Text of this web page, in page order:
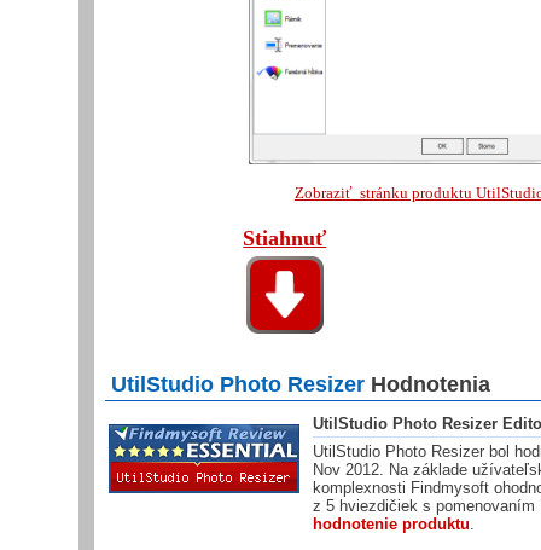
Zobraziť stránku produktu
Stiahnuť
UtilStudio Photo Resizer Hodnotenia
UtilStudio Photo Resizer
UtilStudio Photo Resizer bol
Nov 2012. Na základe
komplexnosti Findmysoft
z5 hviezdičiek s pomenovaním
hodnotenie produktu.